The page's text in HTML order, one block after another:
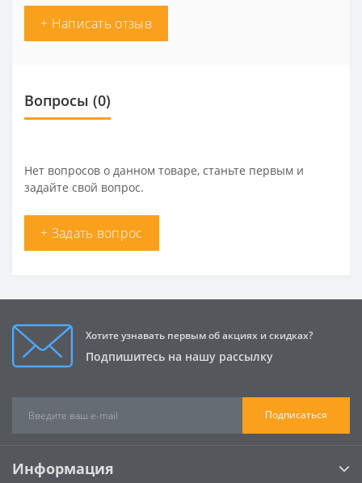
+ Написать отзыв
Вопросы (0)
Нет вопросов о данном товаре, станьте первым и
задайте свой вопрос.
+ Задать вопрос
Хотите узнавать первым об акциях и скидках?
Подпишитесь на нашу рассылку
Подписаться
Информация